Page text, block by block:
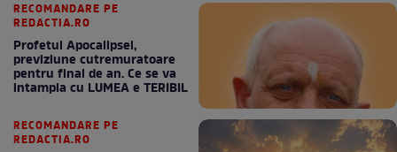
RECOMANDARE PE
REDACTIA.RO
Profetul Apocalipsei,
previziune cutremuratoare
pentru final de an. Ce se va
intampla cu LUMEA e TERIBIL
RECOMANDARE PE
REDACTIA.RO